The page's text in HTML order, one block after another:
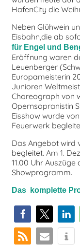
HafenCity die
Neben Glühwein
Eisbahn,die ab
für Engel und
Eröffnung waren
Leuenberger
Europameisterin
Junioren
Choreograph von
Opernsopranistin
Eisshow wurde
Feuerwerk
Das Angebot wird
begleitet. Am 1.
11.00 Uhr
Showprogramm.
Das komplette